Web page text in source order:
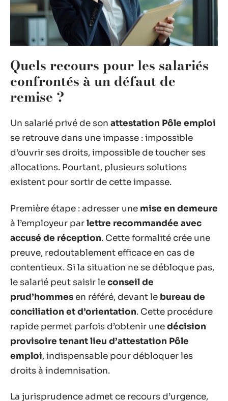
Quels recours pour les salariés
confrontés à un défaut de
remise ?
Un salarié privé de son attestation Pôle emploi
se retrouve dans une impasse : impossible
d’ouvrir ses droits, impossible de toucher ses
allocations. Pourtant, plusieurs solutions
existent pour sortir de cette impasse.
Première étape : adresser une mise en demeure
à l’employeur parlettre recommandée avec
accusé de réception. Cette formalité crée une
preuve, redoutablement efficace en cas de
contentieux. Si la situation ne se débloque pas,
le salarié peut saisir leconseil de
prud’hommes en référé, devant le bureau de
conciliation et d’orientation. Cette procédure
rapide permet parfois d’obtenir unedécision
provisoire tenant lieu d’attestation Pôle
emploi, indispensable pour débloquer les
droits à indemnisation.
La jurisprudence admet ce recours d’urgence,